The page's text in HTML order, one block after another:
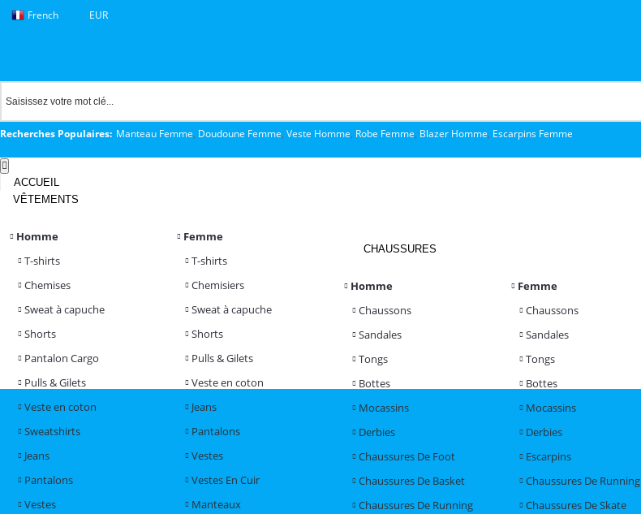
French EUR
Recherches Populaires: Manteau Femme, Doudoune Femme, Veste Homme, Robe Femme, Blazer Homme, Escarpins Femme
ACCUEIL
VÊTEMENTS
Homme
T-shirts
Chemises
Sweat à capuche
Shorts
Pantalon Cargo
Pulls & Gilets
Veste en coton
Sweatshirts
Jeans
Pantalons
Vestes
Femme
T-shirts
Chemisiers
Sweat à capuche
Shorts
Pulls & Gilets
Veste en coton
Jeans
Pantalons
Vestes
Vestes En Cuir
Manteaux
CHAUSSURES
Homme
Chaussons
Sandales
Tongs
Bottes
Mocassins
Derbies
Chaussures De Foot
Chaussures De Basket
Chaussures De Running
Femme
Chaussons
Sandales
Tongs
Bottes
Mocassins
Derbies
Escarpins
Chaussures De Running
Chaussures De Skate